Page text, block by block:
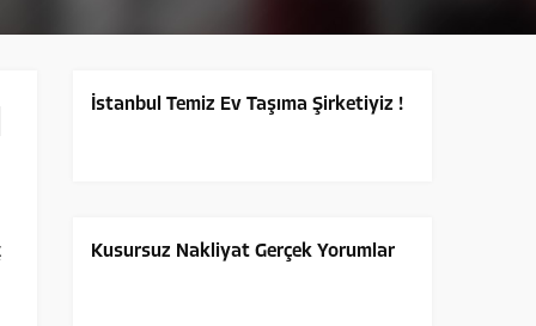
İstanbul Temiz Ev Taşıma Şirketiyiz !
Kusursuz Nakliyat Gerçek Yorumlar